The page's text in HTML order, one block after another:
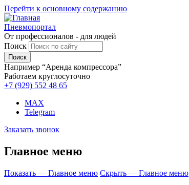
Перейти к основному содержанию
Пневмопортал
От профессионалов - для людей
Поиск
Например “Аренда компрессора”
Работаем круглосуточно
+7 (929) 552 48 65
MAX
Telegram
Заказать звонок
Главное меню
Показать — Главное меню Скрыть — Главное меню